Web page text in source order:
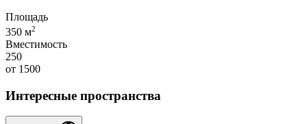
Площадь
350 м2
Вместимость
250
от 1500
Интересные пространства